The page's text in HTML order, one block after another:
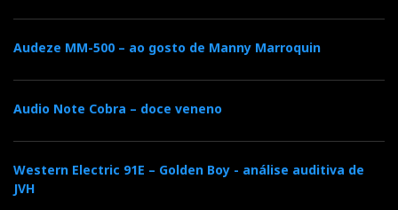
Di Rinzio Mi.Ni.
Audeze MM-500 – ao gosto de Manny Marroquin
Audio Note Cobra – doce veneno
Western Electric 91E – Golden Boy - análise auditiva de
JVH